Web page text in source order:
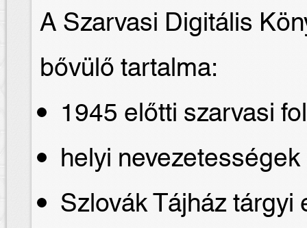
A Szarvasi Digitális
bővülő tartalma:
1945 előtti szarvasi
helyi
Szlovák Tájház tárgyi